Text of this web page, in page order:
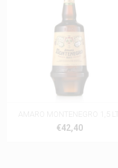
AMARO MONTENEGRO 1,5 LT.
€42,40